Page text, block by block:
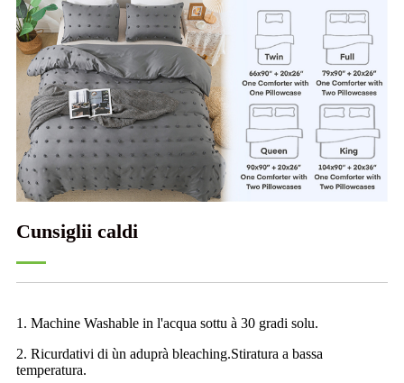
Cunsiglii caldi
1. Machine Washable in l'acqua sottu à 30 gradi solu.
2. Ricurdativi di ùn aduprà bleaching.Stiratura a bassa
temperatura.